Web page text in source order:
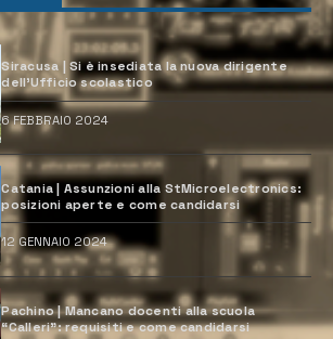
Siracusa | Si è insediata la nuova dirigente
dell’Ufficio scolastico
6 FEBBRAIO 2024
Catania | Assunzioni alla StMicroelectronics:
posizioni aperte e come candidarsi
12 GENNAIO 2024
Pachino | Mancano docenti alla scuola
“Calleri”: requisiti e come candidarsi